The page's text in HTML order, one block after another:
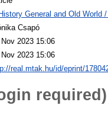
General and Old World
Csapó
2023 15:06
2023 15:06
real.mtak.hu/id/eprint/
required)